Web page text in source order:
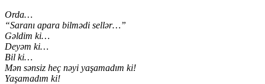
Orda…
“Saranı apara bilmədi sellər…”
Gəldim ki…
Deyəm ki…
Bil ki…
Mən sənsiz heç nəyi yaşamadım ki!
Yaşamadım ki!